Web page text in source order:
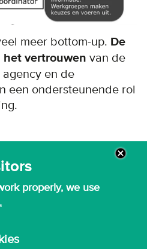
properly, we use
meer bottom-up. De
vertrouwen van de
en de
een ondersteunende rol